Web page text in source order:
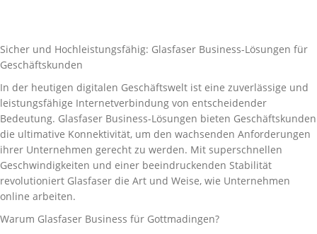
Sicher und Hochleistungsfähig: Glasfaser Business-Lösungen für
Geschäftskunden
In der heutigen digitalen Geschäftswelt ist eine zuverlässige und
leistungsfähige Internetverbindung von entscheidender
Bedeutung. Glasfaser Business-Lösungen bieten Geschäftskunden
die ultimative Konnektivität, um den wachsenden Anforderungen
ihrer Unternehmen gerecht zu werden. Mit superschnellen
Geschwindigkeiten und einer beeindruckenden Stabilität
revolutioniert Glasfaser die Art und Weise, wie Unternehmen
online arbeiten.
Warum Glasfaser Business für Gottmadingen?